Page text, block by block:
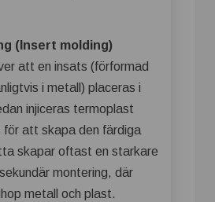
(Insert molding)
att en insats (förformad
i metall) placeras i
injiceras termoplast
för att skapa den färdiga
skapar oftast en starkare
montering, där
metall och plast.